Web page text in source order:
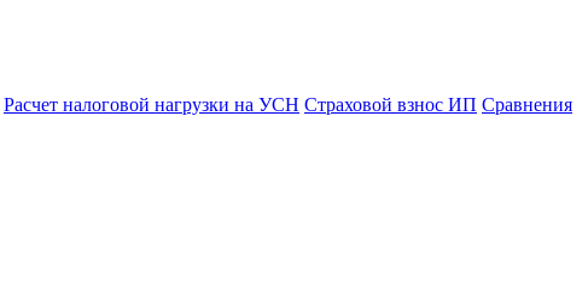
Расчет налоговой нагрузки на УСН Страховой взнос ИП Сравнения